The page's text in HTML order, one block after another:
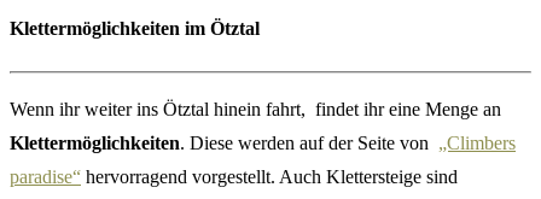
Klettermöglichkeiten im Ötztal
Wenn ihr weiter ins Ötztal hinein fahrt, findet ihr eine Menge an
Klettermöglichkeiten. Diese werden auf der Seite von „Climbers
paradise“ hervorragend vorgestellt. Auch Klettersteige sind